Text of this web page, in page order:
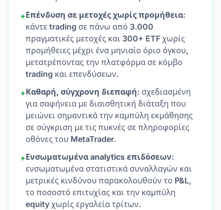
+Επένδυση σε μετοχές χωρίς προμήθεια:
κάντε trading σε πάνω από 3.000
πραγματικές μετοχές και 300+ ETF χωρίς
προμήθειες μέχρι ένα μηνιαίο όριο όγκου,
μετατρέποντας την πλατφόρμα σε κόμβο
trading και επενδύσεων.
+Καθαρή, σύγχρονη διεπαφή: σχεδιασμένη
για σαφήνεια με διαισθητική διάταξη που
μειώνει σημαντικά την καμπύλη εκμάθησης
σε σύγκριση με τις πυκνές σε πληροφορίες
οθόνες του MetaTrader.
+Ενσωματωμένα analytics επιδόσεων:
ενσωματωμένα στατιστικά συναλλαγών και
μετρικές κινδύνου παρακολουθούν το P&L,
το ποσοστό επιτυχίας και την καμπύλη
equity χωρίς εργαλεία τρίτων.